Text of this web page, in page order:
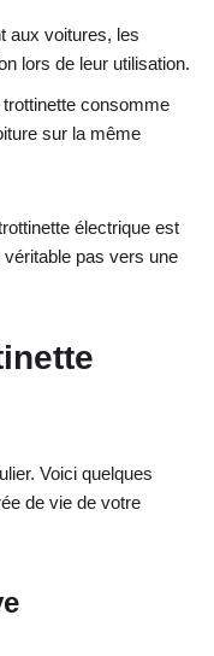
aux voitures, les
lors de leur utilisation.
trottinette consomme
sur la même
électrique est
véritable pas vers une
Voici quelques
de vie de votre